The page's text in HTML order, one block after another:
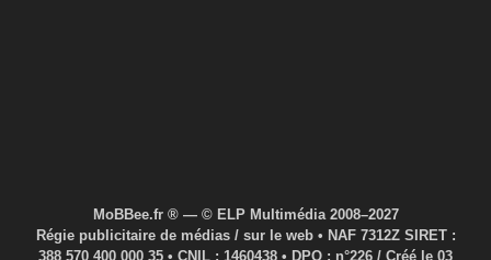
MoBBee.fr ® — © ELP Multimédia 2008–2027
Régie publicitaire de médias / sur le web • NAF 7312Z SIRET :
388 570 400 000 35 • CNIL : 1460438 • DPO : n°226 / Créé le 03